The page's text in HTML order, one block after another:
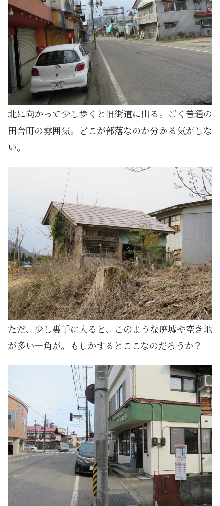
北に向かって少し歩くと旧街道に出る。ごく普通の
田舎町の雰囲気。どこが部落なのか分かる気がしな
い。
ただ、少し裏手に入ると、このような廃墟や空き地
が多い一角が。もしかするとここなのだろうか？